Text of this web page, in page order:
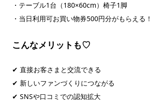
・テーブル1台（180×60cm）椅子1脚
・当日利用可お買い物券500円分がもらえる！
こんなメリットも♡
✔ 直接お客さまと交流できる
✔ 新しいファンづくりにつながる
✔ SNSや口コミでの認知拡大